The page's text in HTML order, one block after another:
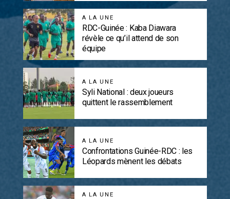
A LA UNE
RDC-Guinée : Kaba Diawara
révèle ce qu’il attend de son
équipe
A LA UNE
Syli National : deux joueurs
quittent le rassemblement
A LA UNE
Confrontations Guinée-RDC : les
Léopards mènent les débats
A LA UNE